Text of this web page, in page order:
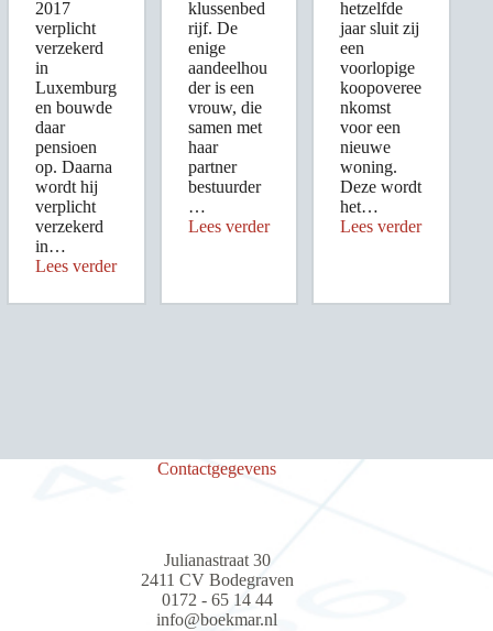
2017
verplicht
verzekerd
in
Luxemburg
en bouwde
daar
pensioen
op. Daarna
wordt hij
verplicht
verzekerd
in…
Lees verder
klussenbed
rijf. De
enige
aandeelhou
der is een
vrouw, die
samen met
haar
partner
bestuurder
…
Lees verder
hetzelfde
jaar sluit zij
een
voorlopige
koopoveree
nkomst
voor een
nieuwe
woning.
Deze wordt
het…
Lees verder
Contactgegevens
Julianastraat 30
2411 CV Bodegraven
0172 - 65 14 44
info@boekmar.nl